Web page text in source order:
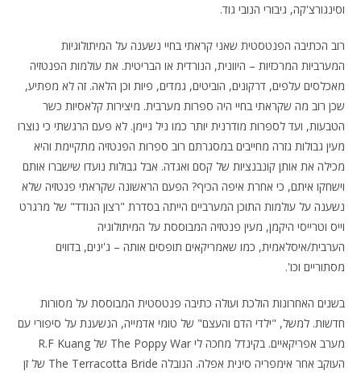
וסינגורצ'קה, גיבורי הנובי גוד.
רוב הכתיבה הפנטסטית שאני קראתי בחיי נשענה על המיתולוגיות
המערביות המרכזיות – היוונית, הנורדית או הבריטית. את עולמות הפנטזיה
מאכלסים עלפים, דרקונים, הוביטים, גמדים, פיות וכן הלאה. זה לא מפתיע,
שכן רוב מה שקראתי בחיי היה ספרות מערבית. מיצירות קלאסיות כשר
הטבעות, ועד לספרות מודרנית יותר כמו ניל גיימן. לא פעם הרגשתי כי נוצרו
מעין גבולות גזרה מחייבים במסגרתם רוב ספרות הפנטזיה מתקיימת והיא
מכילה את אותן קונבנציות של קסם ואגדה. אבל גבולות נועדו שישברו אותם
וישחקו איתם, כי אחרת איפה הכיף? הפעם הראשונה שקראתי פנטזיה שלא
נשענה על עולמות התוכן המערביים הייתה בסדרת "רצון הנודד" של מרגרט
וייס וטרייסי היקמן, מעין פנטזיה המבוססת על המיתולוגיה
הערבית/איסלאמית, כמו שאמריקאים תופסים אותה – ג'ינים, בדווים
מסתוריים וכו'.
בשנים האחרונות הולכת ועולה כתיבה פנטסטית המבוססת על מסורות
חדשות. למשל, "ילדי הדם והעצם" של טומי אדמייה, הנשענת על סיפורי עם
מערב אפריקאיים. בקינדל מחכה לי The Poppy War של R.F Kuang
העוקב אחר אימפריה סינית אפלה. הנובלה The Terracotta Bride של זן